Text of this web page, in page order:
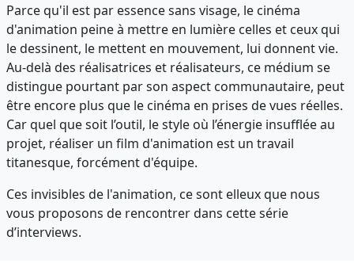
Parce qu'il est par essence sans visage, le cinéma
d'animation peine à mettre en lumière celles et ceux qui
le dessinent, le mettent en mouvement, lui donnent vie.
Au-delà des réalisatrices et réalisateurs, ce médium se
distingue pourtant par son aspect communautaire, peut
être encore plus que le cinéma en prises de vues réelles.
Car quel que soit l’outil, le style où l’énergie insufflée au
projet, réaliser un film d'animation est un travail
titanesque, forcément d'équipe.
Ces invisibles de l'animation, ce sont elleux que nous
vous proposons de rencontrer dans cette série
d’interviews.